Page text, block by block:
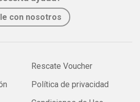
con nosotros
Rescate Voucher
Política de privacidad